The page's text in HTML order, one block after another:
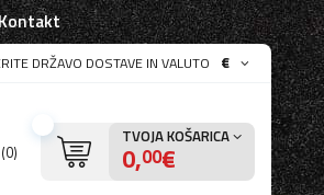
DRŽAVO DOSTAVE IN VALUTO €
(0)
TVOJA KOŠARICA
0,00€